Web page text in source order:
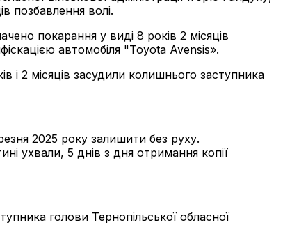
позбавлення волі.
покарання у виді 8 років 2 місяців
автомобіля "Toyota Avensis».
і 2 місяців засудили колишнього заступника
2025 року залишити без руху.
ухвали, 5 днів з дня отримання копії
голови Тернопільської обласної